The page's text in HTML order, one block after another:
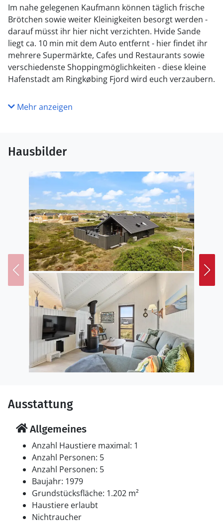
Im nahe gelegenen Kaufmann können täglich frische
Brötchen sowie weiter Kleinigkeiten besorgt werden -
darauf müsst ihr hier nicht verzichten. Hvide Sande
liegt ca. 10 min mit dem Auto entfernt - hier findet ihr
mehrere Supermärkte, Cafes und Restaurants sowie
verschiedenste Shoppingmöglichkeiten - diese kleine
Hafenstadt am Ringkøbing Fjord wird euch verzaubern.
Mehr anzeigen
Hausbilder
Ausstattung
Allgemeines
Anzahl Haustiere maximal: 1
Anzahl Personen: 5
Anzahl Personen: 5
Baujahr: 1979
Grundstücksfläche: 1.202 m²
Haustiere erlaubt
Nichtraucher